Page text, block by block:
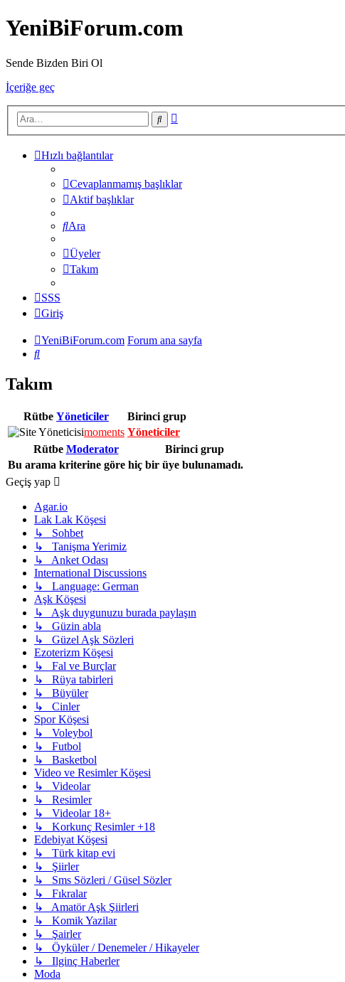
YeniBiForum.com
Sende Bizden Biri Ol
İçeriğe geç
Ara
Hızlı bağlantılar
Cevaplanmamış başlıklar
Aktif başlıklar
Ara
Üyeler
Takım
SSS
Giriş
YeniBiForum.com Forum ana sayfa
Ara
Takım
Rütbe Yöneticiler
Birinci grup
moments Yöneticiler
Rütbe Moderator
Birinci grup
Bu arama kriterine göre hiç bir üye bulunamadı.
Geçiş yap
Agar.io
Lak Lak Köşesi
↳ Sohbet
↳ Tanişma Yerimiz
↳ Anket Odası
International Discussions
↳ Language: German
Aşk Köşesi
↳ Aşk duygunuzu burada paylaşın
↳ Güzin abla
↳ Güzel Aşk Sözleri
Ezoterizm Köşesi
↳ Fal ve Burçlar
↳ Rüya tabirleri
↳ Büyüler
↳ Cinler
Spor Köşesi
↳ Voleybol
↳ Futbol
↳ Basketbol
Video ve Resimler Köşesi
↳ Videolar
↳ Resimler
↳ Videolar 18+
↳ Korkunç Resimler +18
Edebiyat Köşesi
↳ Türk kitap evi
↳ Şiirler
↳ Sms Sözleri / Güsel Sözler
↳ Fıkralar
↳ Amatör Aşk Şiirleri
↳ Komik Yazilar
↳ Şairler
↳ Öyküler / Denemeler / Hikayeler
↳ Ilginç Haberler
Moda